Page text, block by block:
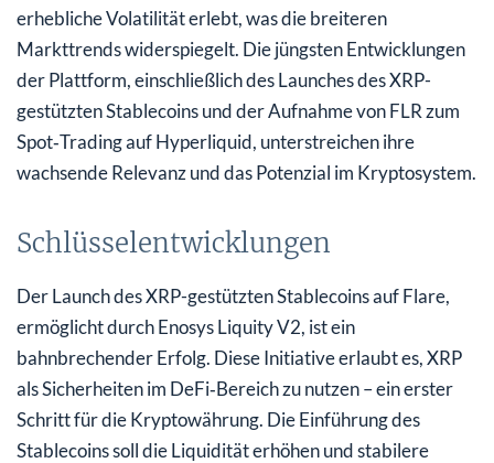
erhebliche Volatilität erlebt, was die breiteren
Markttrends widerspiegelt. Die jüngsten Entwicklungen
der Plattform, einschließlich des Launches des XRP-
gestützten Stablecoins und der Aufnahme von FLR zum
Spot‑Trading auf Hyperliquid, unterstreichen ihre
wachsende Relevanz und das Potenzial im Kryptosystem.
Schlüsselentwicklungen
Der Launch des XRP-gestützten Stablecoins auf Flare,
ermöglicht durch Enosys Liquity V2, ist ein
bahnbrechender Erfolg. Diese Initiative erlaubt es, XRP
als Sicherheiten im DeFi‑Bereich zu nutzen – ein erster
Schritt für die Kryptowährung. Die Einführung des
Stablecoins soll die Liquidität erhöhen und stabilere